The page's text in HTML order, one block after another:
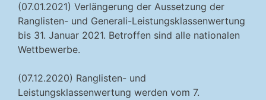
(07.01.2021) Verlängerung der Aussetzung der
Ranglisten- und Generali-Leistungsklassenwertung
bis 31. Januar 2021. Betroffen sind alle nationalen
Wettbewerbe.
(07.12.2020) Ranglisten- und
Leistungsklassenwertung werden vom 7.